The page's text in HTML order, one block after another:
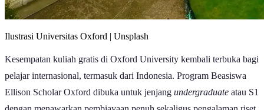
Ilustrasi Universitas Oxford | Unsplash
Kesempatan kuliah gratis di Oxford University kembali terbuka bagi
pelajar internasional, termasuk dari Indonesia. Program Beasiswa
Ellison Scholar Oxford dibuka untuk jenjang undergraduate atau S1